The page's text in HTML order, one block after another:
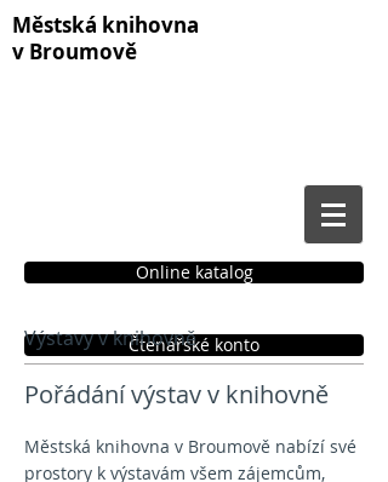
Městská knihovna
v Broumově
Online katalog
Čtenářské konto
Výstavy v knihovně
Pořádání výstav v knihovně
Městská knihovna v Broumově nabízí své
prostory k výstavám všem zájemcům,